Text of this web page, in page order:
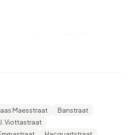
inwoners zijn 45 tot 65 jaar
7,8% is gescheiden en 3,3%
komen uit Nederland, 155
komen uit landen buiten Europa.
Maesstraat
Banstraat
Viottastraat